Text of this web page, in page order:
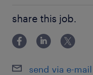
elektronikai
share this job.
send via e-mail